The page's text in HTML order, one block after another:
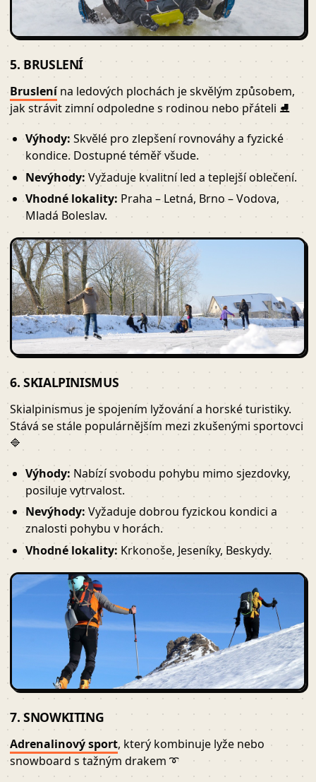
5. BRUSLENÍ
Bruslenína ledových plochách je skvělým způsobem,
jak strávit zimní odpoledne s rodinou nebo přáteli ⛸
Výhody:Skvělé pro zlepšení rovnováhy a fyzické
kondice. Dostupné téměř všude.
Nevýhody: Vyžaduje kvalitní led a teplejší oblečení.
Vhodné lokality: Praha – Letná, Brno – Vodova,
Mladá Boleslav.
6. SKIALPINISMUS
Skialpinismus je spojením lyžování a horské turistiky.
Stává se stále populárnějším mezi zkušenými sportovci
🔷
Výhody: Nabízí svobodu pohybu mimo sjezdovky,
posiluje vytrvalost.
Nevýhody:Vyžaduje dobrou fyzickou kondici a
znalosti pohybu v horách.
Vhodné lokality: Krkonoše, Jeseníky, Beskydy.
7. SNOWKITING
Adrenalinový sport, který kombinuje lyže nebo
snowboard s tažným drakem ➰